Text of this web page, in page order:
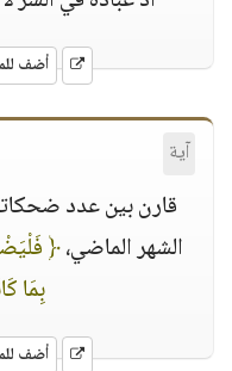
أضف
آية
قارن بين عدد
الشهر الماضي،﴿
بِمَا
أضف